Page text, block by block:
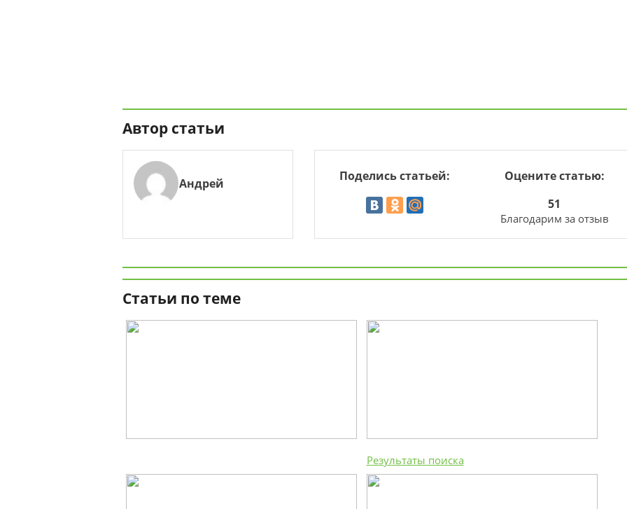
Автор статьи
Андрей Поделись статьей:
Оцените статью:
51
Благодарим за отзыв
Статьи по теме
Результаты поиска